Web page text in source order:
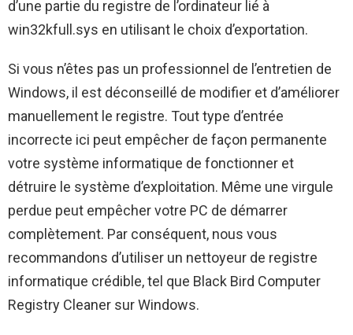
d’une partie du registre de l’ordinateur lié à
win32kfull.sys en utilisant le choix d’exportation.
Si vous n’êtes pas un professionnel de l’entretien de
Windows, il est déconseillé de modifier et d’améliorer
manuellement le registre. Tout type d’entrée
incorrecte ici peut empêcher de façon permanente
votre système informatique de fonctionner et
détruire le système d’exploitation. Même une virgule
perdue peut empêcher votre PC de démarrer
complètement. Par conséquent, nous vous
recommandons d’utiliser un nettoyeur de registre
informatique crédible, tel que Black Bird Computer
Registry Cleaner sur Windows.